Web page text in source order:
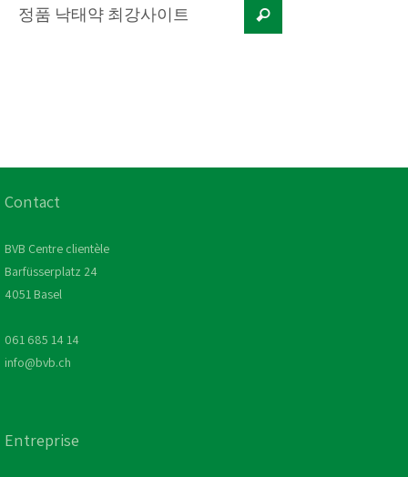
Contact
BVB Centre clientèle
Barfüsserplatz 24
4051 Basel
061 685 14 14
info@bvb.ch
Entreprise